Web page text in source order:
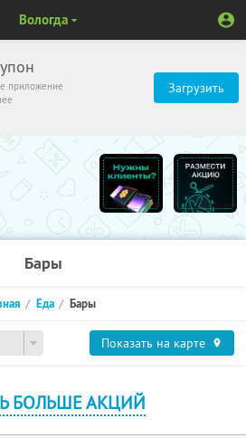
приложение
Загрузить
Вологда
Бары
Еда Бары
Показать на карте
БОЛЬШЕ АКЦИЙ